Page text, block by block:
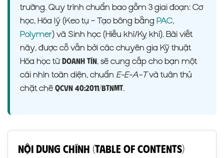
trường. Quy trình chuẩn bao gồm 3 giai đoạn: Cơ
học, Hóa lý (Keo tụ – Tạo bông bằng PAC,
Polymer) và Sinh học (Hiếu khí/Kỵ khí). Bài viết
này, được cố vấn bởi các chuyên gia Kỹ thuật
Hóa học từ Doanh Tín, sẽ cung cấp cho bạn một
cái nhìn toàn diện, chuẩn E-E-A-Tvà tuân thủ
chặt chẽ QCVN 40:2011/BTNMT.
Nội Dung Chính (Table of Contents)